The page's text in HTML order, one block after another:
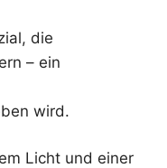
die
– ein
wird.
Licht und einer